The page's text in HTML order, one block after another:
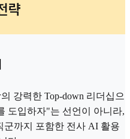
략
강력한 Top-down 리더십으
도입하자"는 선언이 아니라,
군까지 포함한 전사 AI 활용